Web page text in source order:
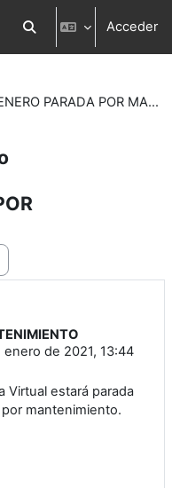
Selector de búsqueda
Acceder
30 DE ENERO PARADA POR MANTENIMIENTO
de 2021, 13:44
Virtual estará parada
mantenimiento.